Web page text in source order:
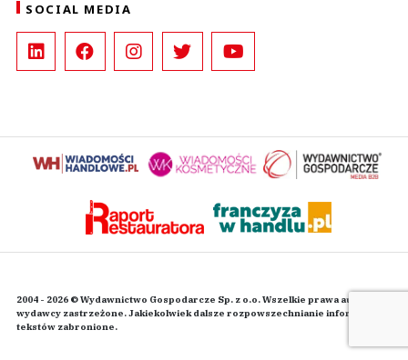
SOCIAL MEDIA
2004 - 2026 © Wydawnictwo Gospodarcze Sp. z o.o. Wszelkie prawa autorskie
wydawcy zastrzeżone. Jakiekolwiek dalsze rozpowszechnianie informacji i
tekstów zabronione.